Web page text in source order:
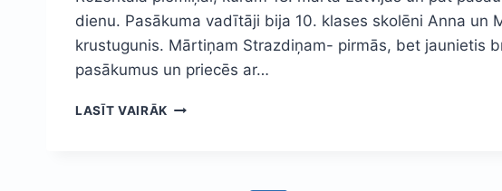
dienu. Pasākuma vadītāji bija 10. klases skolēni Anna un
krustugunis. Mārtiņam Strazdiņam- pirmās, bet jaunietis
pasākumus un priecēs ar…
LASĪT VAIRĀK VALODU